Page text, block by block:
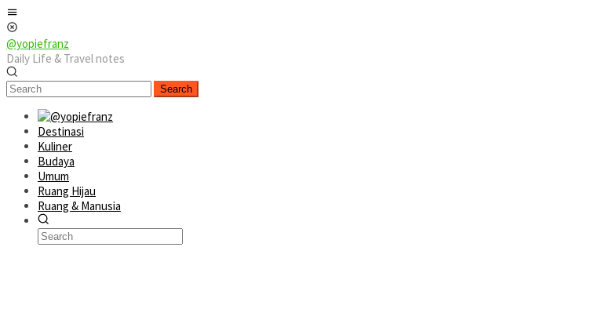
Skip
to
content
@yopiefranz
Daily Life & Travel notes
Search
Destinasi
Kuliner
Budaya
Umum
Ruang Hijau
Ruang & Manusia